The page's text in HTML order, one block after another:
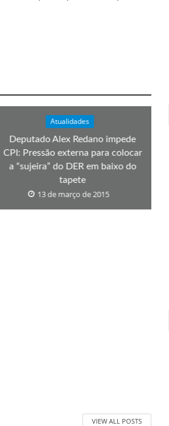
Atualidades
Deputado Alex Redano impede
CPI: Pressão externa para colocar
a “sujeira” do DER em baixo do
tapete
13 de março de 2015
VIEW ALL POSTS